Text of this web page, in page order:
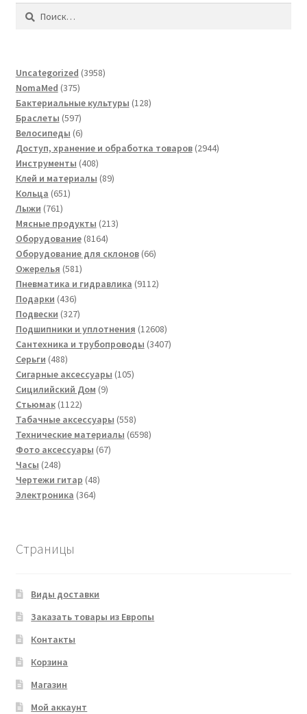
Найти:
Uncategorized 39583958
NomaMed 375375
товаров
Бактериальные культуры 128128
Браслеты 597597
товаров
Велосипеды 66
товаров
Доступ, хранение и обработка товаров 29442944
Инструменты 408408
товаров
Клей и материалы 8989
Кольца 651651
Лыжи 761761
товар
Мясные продукты 213213
Оборудование 81648164
товара
Оборудование для склонов 6666
Ожерелья 581581
товар
Пневматика и гидравлика 91129112
Подарки 436436
товаров
Подвески 327327
товаров
Подшипники и уплотнения 1260812608
товаров
Сантехника и трубопроводы 34073407
Серьги 488488
товаров
Сигарные аксессуары 105105
Сицилийский Дом 99
Стьюмак 11221122
товара
Табачные аксессуары 558558
товаров
Технические материалы 65986598
Фото аксессуары 6767
Часы 248248
товаров
Чертежи гитар 4848
Электроника 364364
Страницы
Виды доставки
Заказать товары из Европы
Контакты
Корзина
Магазин
Мой аккаунт